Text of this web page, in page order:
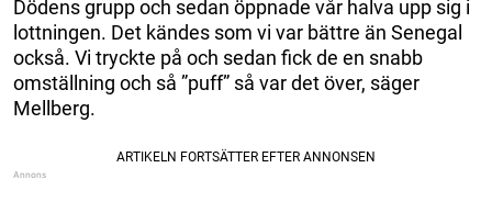
Dödens grupp och sedan öppnade vår halva upp sig i
lottningen. Det kändes som vi var bättre än Senegal
också. Vi tryckte på och sedan fick de en snabb
omställning och så ”puff” så var det över, säger
Mellberg.